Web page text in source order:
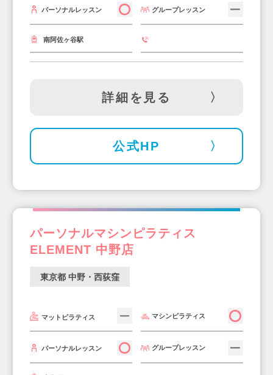
パーソナルレッスン グループレッスン
南阿佐ヶ谷駅
詳細を見る
公式HP
パーソナルマシンピラティス
ELEMENT 中野店
東京都 中野・西荻窪
マットピラティス マシンピラティス
パーソナルレッスン グループレッスン